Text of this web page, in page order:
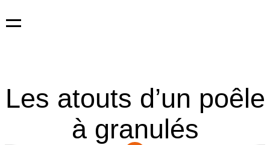
au
contenu
Les atouts d’un poêle
à granulés